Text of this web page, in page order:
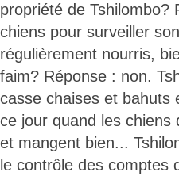
propriété de Tshilombo?
chiens pour surveiller
régulièrement nourris,
faim? Réponse : non.
casse chaises et bahuts
ce jour quand les chiens
et mangent bien...
le contrôle des comptes